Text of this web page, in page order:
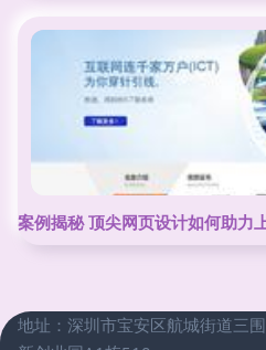
案例揭秘 顶尖网页设计如何助
地址：深圳市宝安区航城街道三